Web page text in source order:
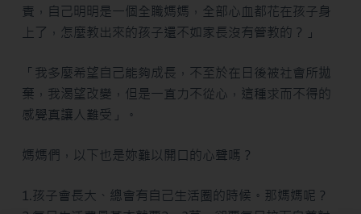
責，自己明明是一個全職媽媽，全部心血都花在孩子身
上了，怎麼教出來的孩子還不如家長沒有管教的？」
「我多麼希望自己能夠成長，不至於在日後被社會所拋
棄，我渴望改變，但是一直力不從心，這種求而不得的
感覺真讓人難受」。
媽媽們，以下也是妳難以開口的心聲嗎？
1.孩子會長大、總會有自己生活圈的時候。那媽媽呢？